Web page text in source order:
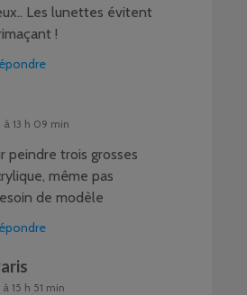
Les lunettes évitent
!
13 h 09 min
peindre trois grosses
même pas
de modèle
15 h 51 min